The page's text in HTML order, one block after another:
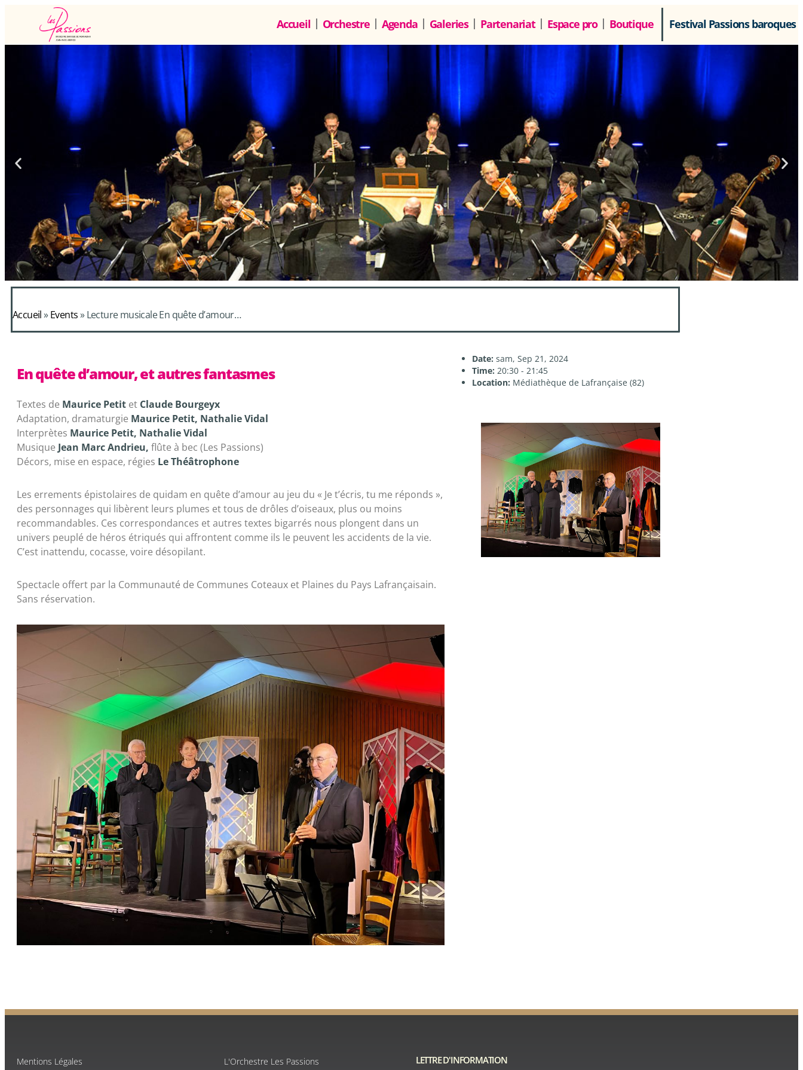
Accueil Orchestre Agenda Galeries Partenariat Espace pro Boutique Festival Passions baroques
Accueil»Events»Lecture musicale En quête d’amour…
En quête d’amour, et autres fantasmes
Textes de Maurice Petit et Claude Bourgeyx
Adaptation, dramaturgie Maurice Petit, Nathalie Vidal
Interprètes Maurice Petit, Nathalie Vidal
Musique Jean Marc Andrieu, flûte à bec (Les Passions)
Décors, mise en espace, régies Le Théâtrophone
Les errements épistolaires de quidam en quête d’amour au jeu du « Je t’écris, tu me réponds »,
des personnages qui libèrent leurs plumes et tous de drôles d’oiseaux, plus ou moins
recommandables. Ces correspondances et autres textes bigarrés nous plongent dans un
univers peuplé de héros étriqués qui affrontent comme ils le peuvent les accidents de la vie.
C’est inattendu, cocasse, voire désopilant.
Spectacle offert par la Communauté de Communes Coteaux et Plaines du Pays Lafrançaisain.
Sans réservation.
Date: sam, Sep 21, 2024
Time: 20:30 - 21:45
Location: Médiathèque de Lafrançaise (82)
Mentions Légales L'Orchestre Les Passions LETTRE D'INFORMATION